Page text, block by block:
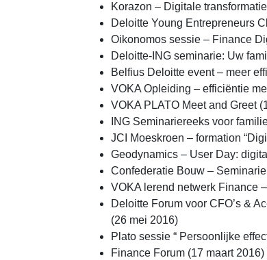
Korazon – Digitale
Deloitte Young Entrepreneurs
Oikonomos sessie – Finance
Deloitte-ING seminarie: Uw
Belfius Deloitte event – meer
VOKA Opleiding – efficiëntie
VOKA PLATO Meet and Greet
ING Seminariereeks voor
JCI Moeskroen – formation
Geodynamics – User Day:
Confederatie Bouw –
VOKA lerend netwerk Finance
Deloitte Forum voor CFO’s &
(26 mei 2016)
Plato sessie “ Persoonlijke
Finance Forum (17 maart